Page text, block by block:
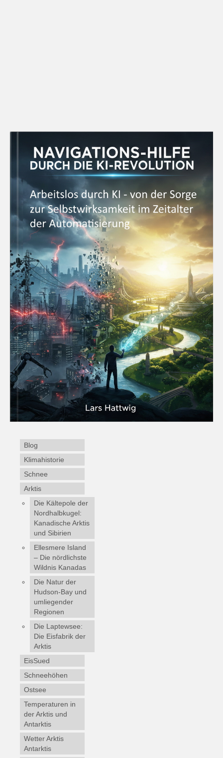
Blog
Klimahistorie
Schnee
Arktis
Die Kältepole der
Nordhalbkugel:
Kanadische Arktis
und Sibirien
Ellesmere Island
– Die nördlichste
Wildnis Kanadas
Die Natur der
Hudson-Bay und
umliegender
Regionen
Die Laptewsee:
Die Eisfabrik der
Arktis
EisSued
Schneehöhen
Ostsee
Temperaturen in
der Arktis und
Antarktis
Wetter Arktis
Antarktis